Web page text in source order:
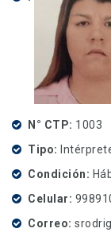
N° CTP
1003
Tipo
Condición
Celular
Correo